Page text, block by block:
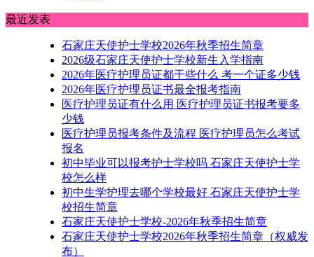
最近发表
石家庄天使护士学校2026年秋季招生简章
2026级石家庄天使护士学校新生入学指南
2026年医疗护理员证都干些什么 考一个证多少钱
2026年医疗护理员证书最全报考指南
医疗护理员证有什么用 医疗护理员证书报考要多
少钱
医疗护理员报考条件及流程 医疗护理员怎么考试
报名
初中毕业可以报考护士学校吗 石家庄天使护士学
校怎么样
初中生学护理去哪个学校最好 石家庄天使护士学
校招生简章
石家庄天使护士学校-2026年秋季招生简章
石家庄天使护士学校2026年秋季招生简章（权威发
布）